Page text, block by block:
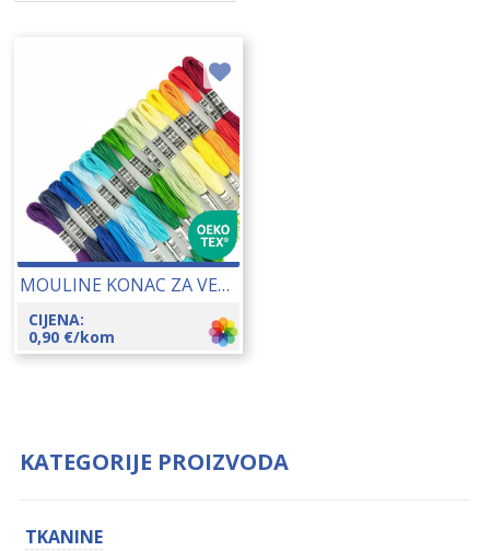
MOULINE KONAC ZA VEZENJE 25148
CIJENA:
0,90 €/kom
KATEGORIJE PROIZVODA
TKANINE